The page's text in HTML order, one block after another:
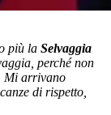
più la Selvaggia
perché non
Mi arrivano
di rispetto,